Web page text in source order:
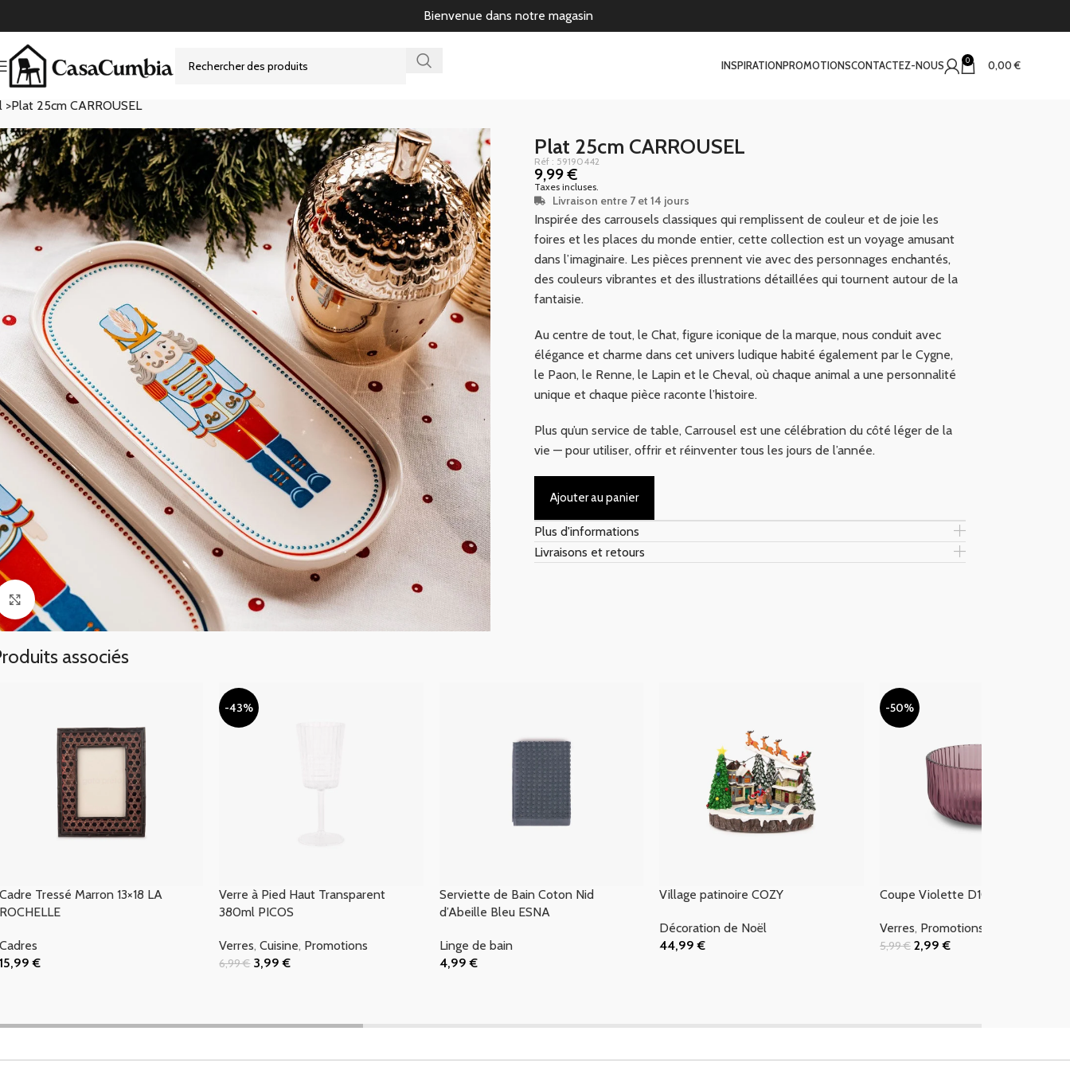
Bienvenue dans notre magasin
INSPIRATIONPROMOTIONSCONTACTEZ-NOUS 0 0,00€
>Plat 25cm CARROUSEL
Click to enlarge
Plat 25cm CARROUSEL
Réf : 59190442
9,99€
Taxes incluses.
Livraison entre 7 et 14 jours
Inspirée des carrousels classiques qui remplissent de couleur et de joie les
foires et les places du monde entier, cette collection est un voyage amusant
dans l’imaginaire. Les pièces prennent vie avec des personnages enchantés,
des couleurs vibrantes et des illustrations détaillées qui tournent autour de la
fantaisie.
Au centre de tout, le Chat, figure iconique de la marque, nous conduit avec
élégance et charme dans cet univers ludique habité également par le Cygne,
le Paon, le Renne, le Lapin et le Cheval, où chaque animal a une personnalité
unique et chaque pièce raconte l’histoire.
Plus qu’un service de table, Carrousel est une célébration du côté léger de la
vie — pour utiliser, offrir et réinventer tous les jours de l’année.
Ajouter au panier
Plus d'informations
Livraisons et retours
associés
Cadre Tressé Marron 13×18 LA
ROCHELLE
Cadres
15,99€
-43%
Verre à Pied Haut Transparent
380ml PICOS
Verres,Cuisine, Promotions
6,99€ 3,99€
Serviette de Bain Coton Nid
d’Abeille Bleu ESNA
Linge de bain
4,99€
Village patinoire COZY
Décoration de Noël
44,99€
-50%
Coupe Violette D10,5cm STRIPES
Verres, Promotions
5,99€ 2,99€